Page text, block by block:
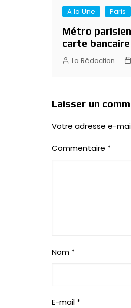
A la Une Paris
Métro
carte
La Rédaction
Laisser un
Votre adresse e-
Commentaire *
Nom *
E-mail *